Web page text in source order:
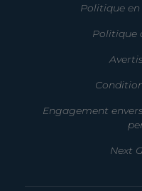
Politique
Politique
Engagement
Next